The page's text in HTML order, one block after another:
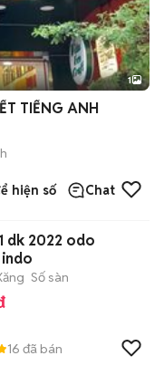
1
TIẾNG ANH
hiện số Chat
dk 2022 odo
Số sàn
16 đã bán